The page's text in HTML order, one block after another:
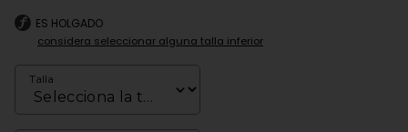
ES HOLGADO
considera seleccionar alguna talla inferior
Talla